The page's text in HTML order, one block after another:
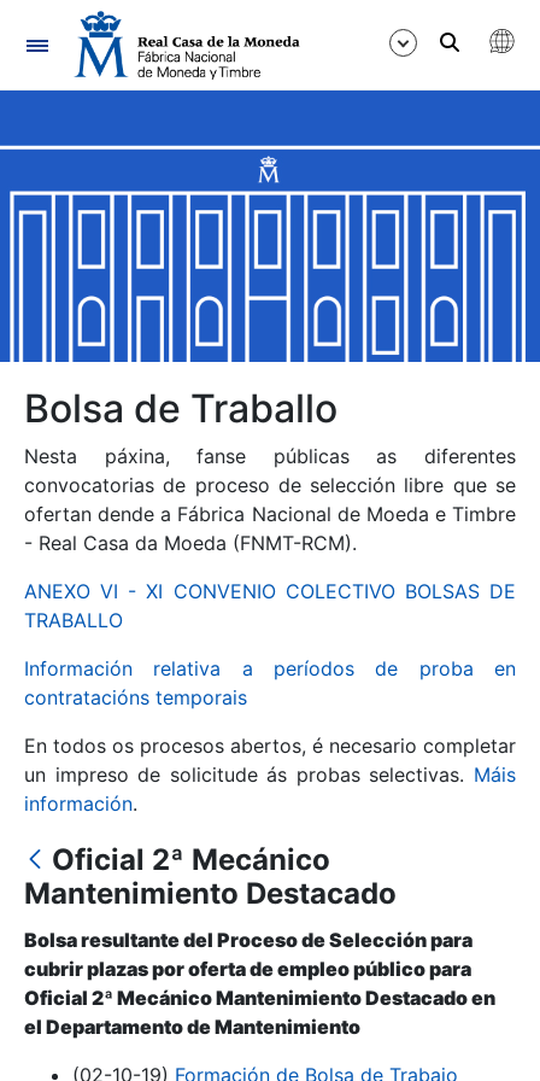
Navegación
Mostrar/Ocultar
Mostrar/Ocultar
Mostrar/Ocultar
Mostrar/Ocultar
Mostrar/Ocultar
Mostrar/Ocultar
Mostrar/Ocultar
Bolsa de Traballo
Nesta páxina, fanse públicas as diferentes
convocatorias de proceso de selección libre que se
ofertan dende a Fábrica Nacional de Moeda e Timbre
- Real Casa da Moeda (FNMT-RCM).
ANEXO VI - XI CONVENIO COLECTIVO BOLSAS DE
TRABALLO
Información relativa a períodos de proba en
contratacións temporais
En todos os procesos abertos, é necesario completar
un impreso de solicitude ás probas selectivas. Máis
información.
Oficial 2ª Mecánico
Mantenimiento Destacado
Bolsa resultante del Proceso de Selección para
cubrir plazas por oferta de empleo público para
Oficial 2ª Mecánico Mantenimiento Destacado en
el Departamento de Mantenimiento
(02-10-19) Formación de Bolsa de Trabajo